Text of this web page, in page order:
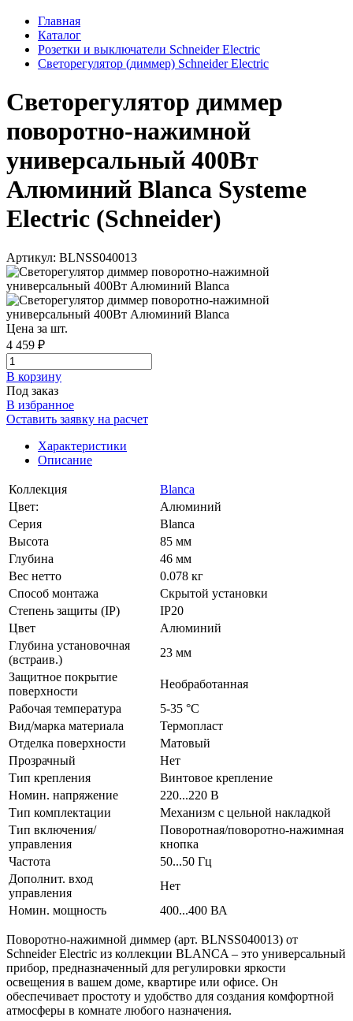
Главная
Каталог
Розетки и выключатели Schneider Electric
Светорегулятор (диммер) Schneider Electric
Светорегулятор диммер
поворотно-нажимной
универсальный 400Вт
Алюминий Blanca Systeme
Electric (Schneider)
Артикул: BLNSS040013
Цена за шт.
4 459 ₽
В корзинy
Под заказ
В избранное
Оставить заявку на расчет
Характеристики
Описание
Коллекция
Blanca
Цвет:
Алюминий
Серия
Blanca
Высота
85 мм
Глубина
46 мм
Вес нетто
0.078 кг
Способ монтажа
Скрытой установки
Степень защиты (IP)
IP20
Цвет
Алюминий
Глубина установочная
(встраив.)
23 мм
Защитное покрытие
поверхности
Необработанная
Рабочая температура
5-35 °C
Вид/марка материала
Термопласт
Отделка поверхности
Матовый
Прозрачный
Нет
Тип крепления
Винтовое крепление
Номин. напряжение
220...220 В
Тип комплектации
Механизм с цельной накладкой
Тип включения/
управления
Поворотная/поворотно-нажимная
кнопка
Частота
50...50 Гц
Дополнит. вход
управления
Нет
Номин. мощность
400...400 ВА
Поворотно-нажимной диммер (арт. BLNSS040013) от
Schneider Electric из коллекции BLANCA – это универсальный
прибор, предназначенный для регулировки яркости
освещения в вашем доме, квартире или офисе. Он
обеспечивает простоту и удобство для создания комфортной
атмосферы в комнате любого назначения.